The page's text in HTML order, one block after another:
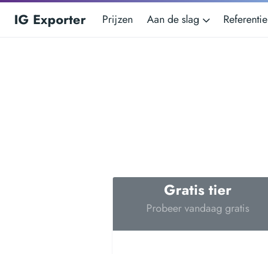
IG Exporter Prijzen Aan de slag Referentie
Gratis tier
Probeer vandaag gratis